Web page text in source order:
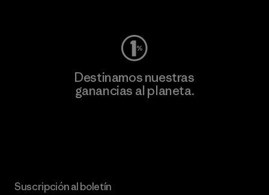
Destinamos nuestras
ganancias al planeta.
Suscripción al boletín